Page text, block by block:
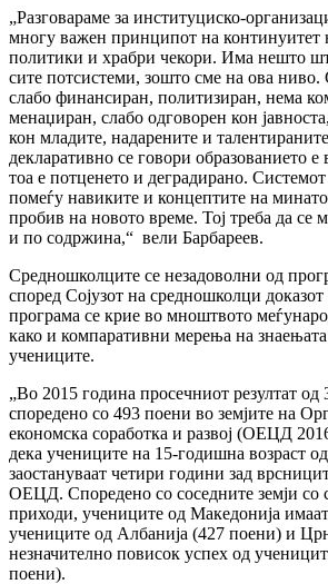
„Разговараме за институциско-
многу важен принципот на континуитет
политики и храбри чекори. Има нешто
сите потсистеми, зошто сме на ова
слабо финансиран, политизиран, нема
менаџиран, слабо одговорен кон
кон младите, надарените и
декларативно се говори образованието
тоа е потценето и деградирано.
помеѓу навиките и концептите на
пробив на новото време. Тој треба да се
и по содржина,“ вели Барбареев.
Средношколците се незадоволни од
според Сојузот на средношколци доказот
програма се крие во мноштвото
како и компаративни мерења на
учениците.
„Во 2015 година просечниот резултат од
споредено со 493 поени во земјите на
економска соработка и развој (ОЕЦД
дека учениците на 15-годишна возраст
заостануваат четири години зад
ОЕЦД. Споредено со соседните земји со
приходи, учениците од Македонија
учениците од Албанија (427 поени) и
незначително повисок успех од
поени).